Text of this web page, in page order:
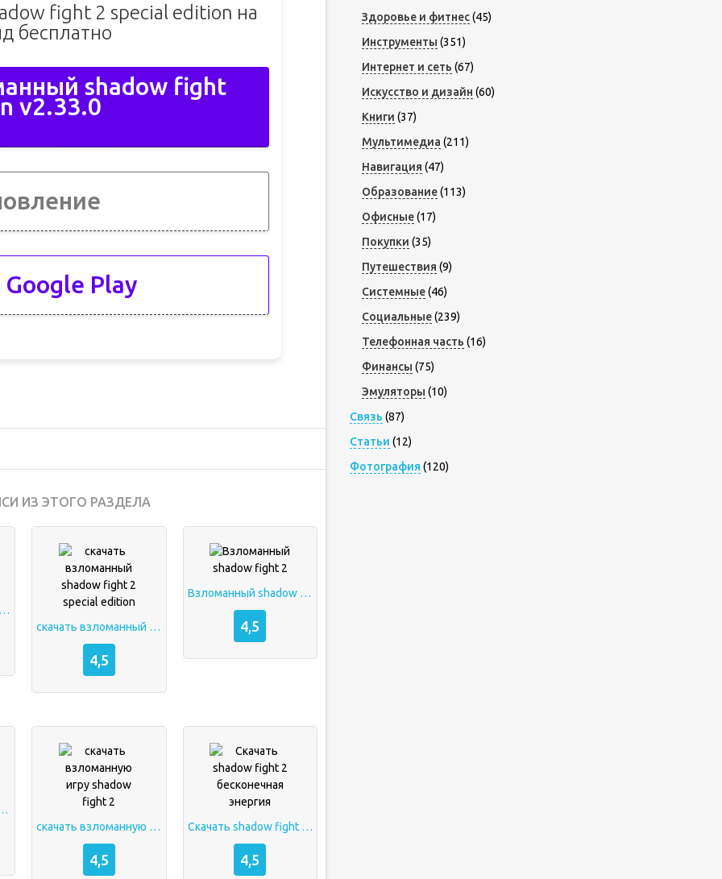
fight 2 special edition на
бесплатно
shadow fight
v2.33.0
Play
ИЗ ЭТОГО РАЗДЕЛА
shadow fight
скачать взломанный shadow fight 2 special edition
4,5
Взломанный shadow fight 2
4,5
скачать
скачать взломанную игру shadow fight 2
4,5
Скачать shadow fight 2 бесконечная энергия
4,5
Здоровье и фитнес(45)
Инструменты (351)
Интернет и сеть (67)
Искусство и дизайн (60)
Книги (37)
Мультимедиа (211)
Навигация (47)
Образование(113)
Офисные(17)
Покупки (35)
Путешествия (9)
Системные(46)
Социальные(239)
Телефонная часть (16)
Финансы (75)
Эмуляторы (10)
Связь (87)
Статьи (12)
Фотография (120)